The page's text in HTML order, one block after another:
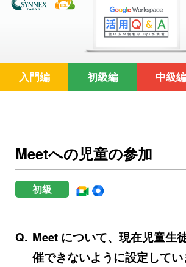
入門編 初級編 中級編
Meetへの児童の参加
初級
Meet について、現在児童生
催できないように設定してい